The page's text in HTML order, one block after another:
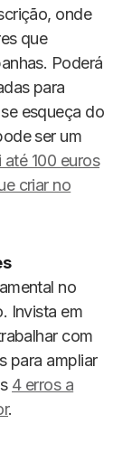
onde
que
Poderá
para
esqueça do
ser um
até 100 euros
criar no
no
Invista em
com
para ampliar
4 erros a
.